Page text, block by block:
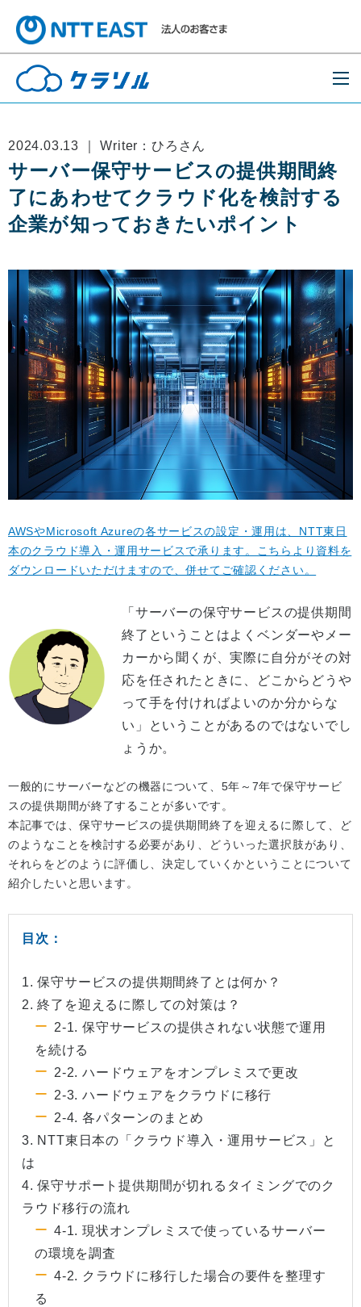
2024.03.13 ｜ Writer：ひろさん
サーバー保守サービスの提供期間終
了にあわせてクラウド化を検討する
企業が知っておきたいポイント
AWSやMicrosoft Azureの各サービスの設定・運用は、NTT東日
本のクラウド導入・運用サービスで承ります。こちらより資料を
ダウンロードいただけますので、併せてご確認ください。
「サーバーの保守サービスの提供期間
終了ということはよくベンダーやメー
カーから聞くが、実際に自分がその対
応を任されたときに、どこからどうや
って手を付ければよいのか分からな
い」ということがあるのではないでし
ょうか。
一般的にサーバーなどの機器について、5年～7年で保守サービ
スの提供期間が終了することが多いです。
本記事では、保守サービスの提供期間終了を迎えるに際して、ど
のようなことを検討する必要があり、どういった選択肢があり、
それらをどのように評価し、決定していくかということについて
紹介したいと思います。
目次：
1. 保守サービスの提供期間終了とは何か？
2. 終了を迎えるに際しての対策は？
2-1. 保守サービスの提供されない状態で運用
を続ける
2-2. ハードウェアをオンプレミスで更改
2-3. ハードウェアをクラウドに移行
2-4. 各パターンのまとめ
3. NTT東日本の「クラウド導入・運用サービス」と
は
4. 保守サポート提供期間が切れるタイミングでのク
ラウド移行の流れ
4-1. 現状オンプレミスで使っているサーバー
の環境を調査
4-2. クラウドに移行した場合の要件を整理す
る